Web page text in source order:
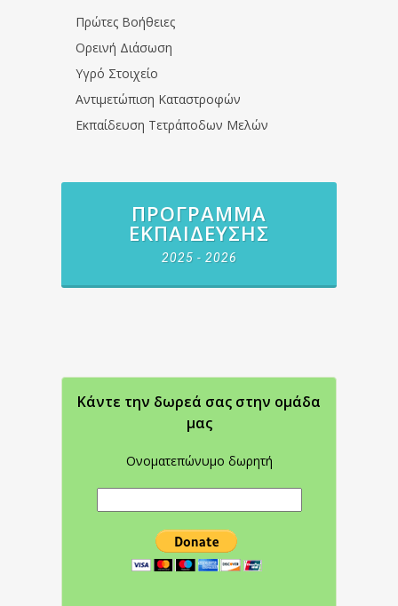
Πρώτες Βοήθειες
Ορεινή Διάσωση
Υγρό Στοιχείο
Αντιμετώπιση Καταστροφών
Εκπαίδευση Τετράποδων Μελών
ΠΡΌΓΡΑΜΜΑ
ΕΚΠΑΊΔΕΥΣΗΣ
2025 - 2026
Κάντε την δωρεά σας στην oμάδα
μας
Ονοματεπώνυμο δωρητή